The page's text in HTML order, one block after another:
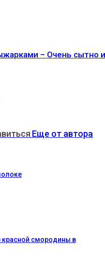
– Очень сытно и
Еще от автора
красной смородины в